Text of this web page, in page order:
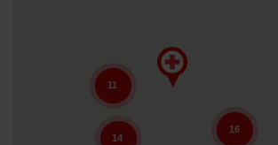
11
16
14